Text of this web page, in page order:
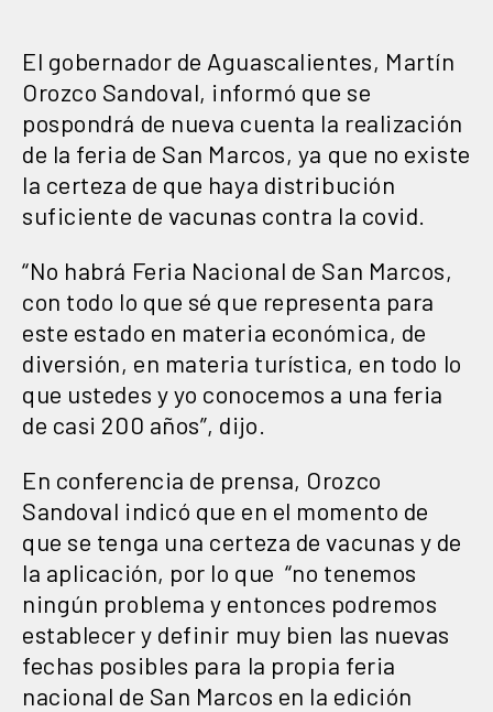
El gobernador de Aguascalientes, Martín
Orozco Sandoval, informó que se
pospondrá de nueva cuenta la realización
de la feria de San Marcos, ya que no existe
la certeza de que haya distribución
suficiente de vacunas contra la covid.
“No habrá Feria Nacional de San Marcos,
con todo lo que sé que representa para
este estado en materia económica, de
diversión, en materia turística, en todo lo
que ustedes y yo conocemos a una feria
de casi 200 años”, dijo.
En conferencia de prensa, Orozco
Sandoval indicó que en el momento de
que se tenga una certeza de vacunas y de
la aplicación, por lo que “no tenemos
ningún problema y entonces podremos
establecer y definir muy bien las nuevas
fechas posibles para la propia feria
nacional de San Marcos en la edición